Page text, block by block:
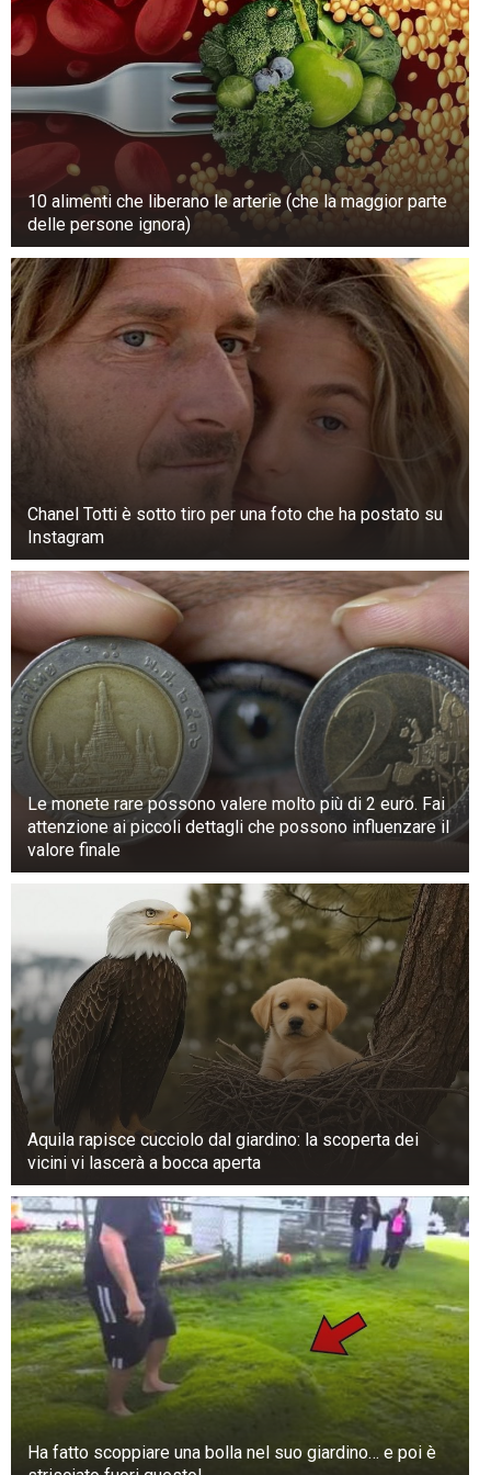
10 alimenti che liberano le arterie (che la maggior parte
delle persone ignora)
Chanel Totti è sotto tiro per una foto che ha postato su
Instagram
Le monete rare possono valere molto più di 2 euro. Fai
attenzione ai piccoli dettagli che possono influenzare il
valore finale
Aquila rapisce cucciolo dal giardino: la scoperta dei
vicini vi lascerà a bocca aperta
Ha fatto scoppiare una bolla nel suo giardino… e poi è